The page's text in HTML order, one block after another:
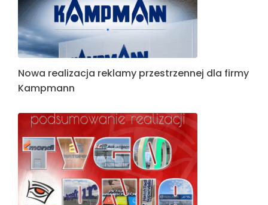
Nowa realizacja reklamy przestrzennej dla firmy
Kampmann